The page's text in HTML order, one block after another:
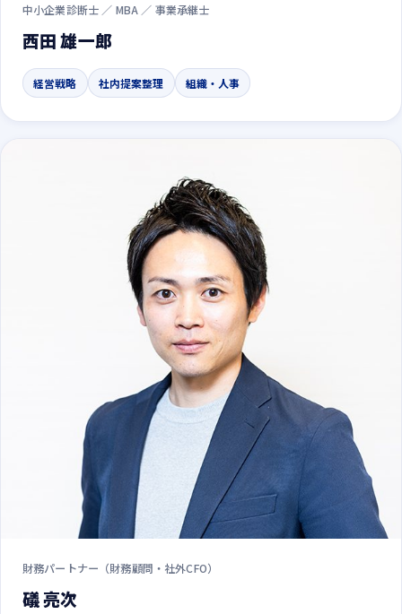
中小企業診断士 ／ MBA ／ 事業承継士
西田 雄一郎
経営戦略 社内提案整理 組織・人事
財務パートナー（財務顧問・社外CFO）
礒 亮次